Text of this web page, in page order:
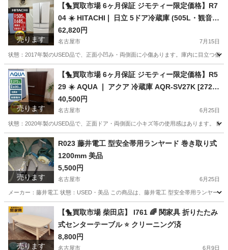
売ります
【🐤買取市場 6ヶ月保証 ジモティー限定価格】R7
04 ☀️ HITACHI❘ 日立 5ドア冷蔵庫 (505L・観音開
き）R-F51M2 ⭐動作確認済⭐クリーニング済
62,820円
名古屋市 7月15日
状態：2017年製のUSED品で、正面小凹み・両側面に小傷あります。庫内に目立つ傷
愛知 名古屋市 キッチン家電 ドア
売ります
【🐤買取市場 6ヶ月保証 ジモティー限定価格】R5
29 ☀️ AQUA ❘ アクア 冷蔵庫 AQR-SV27K [272L
/3ドア /右開きタイプ] 木目調 自動製氷⭐動作確認
済⭐クリーニング済
40,500円
名古屋市 6月25日
状態：2020年製のUSED品で、正面ドア・両側面に小キズ等の使用感はあります。 動
愛知 名古屋市 キッチン家電 ドア
売ります
R023 藤井電工 型安全帯用ランヤード 巻き取り式
1200mm 美品
5,500円
名古屋市 6月25日
メーカー：藤井電工 状態：USED・美品 この商品は、藤井電工 型安全帯用ランヤー
愛知 名古屋市 その他
売ります
【🐤買取市場 柴田店】 I761 🌈 関家具 折りたたみ
式センターテーブル ⭐ クリーニング済
8,800円
名古屋市 6月9日